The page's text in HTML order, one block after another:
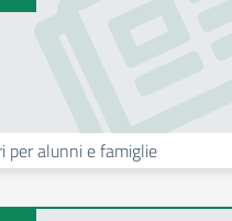
per alunni e famiglie